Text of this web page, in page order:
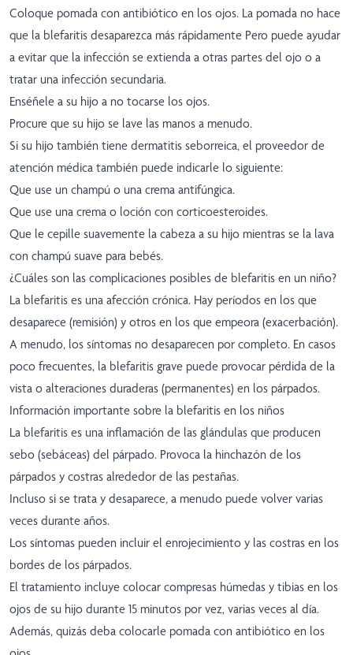
Coloque pomada con antibiótico en los ojos. La pomada no hace
que la blefaritis desaparezca más rápidamente Pero puede ayudar
a evitar que la infección se extienda a otras partes del ojo o a
tratar una infección secundaria.
Enséñele a su hijo a no tocarse los ojos.
Procure que su hijo se lave las manos a menudo.
Si su hijo también tiene dermatitis seborreica, el proveedor de
atención médica también puede indicarle lo siguiente:
Que use un champú o una crema antifúngica.
Que use una crema o loción con corticoesteroides.
Que le cepille suavemente la cabeza a su hijo mientras se la lava
con champú suave para bebés.
¿Cuáles son las complicaciones posibles de blefaritis en un niño?
La blefaritis es una afección crónica. Hay períodos en los que
desaparece (remisión) y otros en los que empeora (exacerbación).
A menudo, los síntomas no desaparecen por completo. En casos
poco frecuentes, la blefaritis grave puede provocar pérdida de la
vista o alteraciones duraderas (permanentes) en los párpados.
Información importante sobre la blefaritis en los niños
La blefaritis es una inflamación de las glándulas que producen
sebo (sebáceas) del párpado. Provoca la hinchazón de los
párpados y costras alrededor de las pestañas.
Incluso si se trata y desaparece, a menudo puede volver varias
veces durante años.
Los síntomas pueden incluir el enrojecimiento y las costras en los
bordes de los párpados.
El tratamiento incluye colocar compresas húmedas y tibias en los
ojos de su hijo durante 15 minutos por vez, varias veces al día.
Además, quizás deba colocarle pomada con antibiótico en los